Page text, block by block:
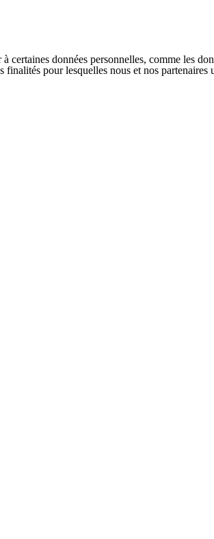
certaines données personnelles, comme les
pour lesquelles nous et nos